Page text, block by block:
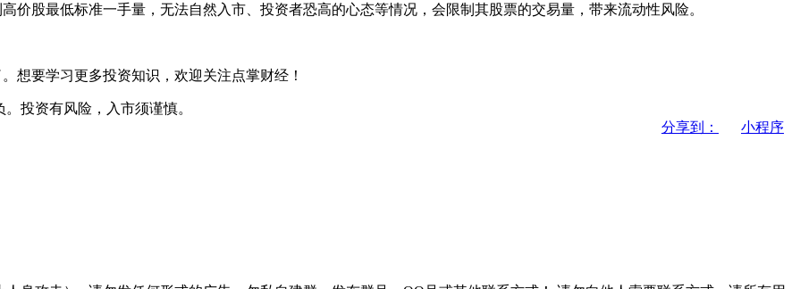
股最低标准一手量，无法自然入市、投资者恐高的心态等情况，会限制其股票的交易量，带来流动性风险。
想要学习更多投资知识，欢迎关注点掌财经！
投资有风险，入市须谨慎。
分享到：
小程序